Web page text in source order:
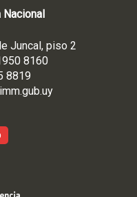
Nacional
Juncal, piso 2
8160
8819
.uy